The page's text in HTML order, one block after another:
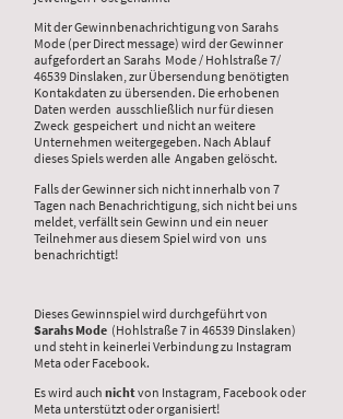
Mit der Gewinnbenachrichtigung von Sarahs
Mode (per Direct message) wird der Gewinner
aufgefordert an Sarahs Mode / Hohlstraße 7/
46539 Dinslaken, zur Übersendung benötigten
Kontakdaten zu übersenden. Die erhobenen
Daten werden ausschließlich nur für diesen
Zweck gespeichert und nicht an weitere
Unternehmen weitergegeben. Nach Ablauf
dieses Spiels werden alle Angaben gelöscht.
Falls der Gewinner sich nicht innerhalb von 7
Tagen nach Benachrichtigung, sich nicht bei uns
meldet, verfällt sein Gewinn und ein neuer
Teilnehmer aus diesem Spiel wird von uns
benachrichtigt!
Dieses Gewinnspiel wird durchgeführt von
Sarahs Mode (Hohlstraße 7 in 46539 Dinslaken)
und steht in keinerlei Verbindung zu Instagram
Meta oder Facebook.
Es wird auchnichtvon Instagram, Facebook oder
Meta unterstützt oder organisiert!